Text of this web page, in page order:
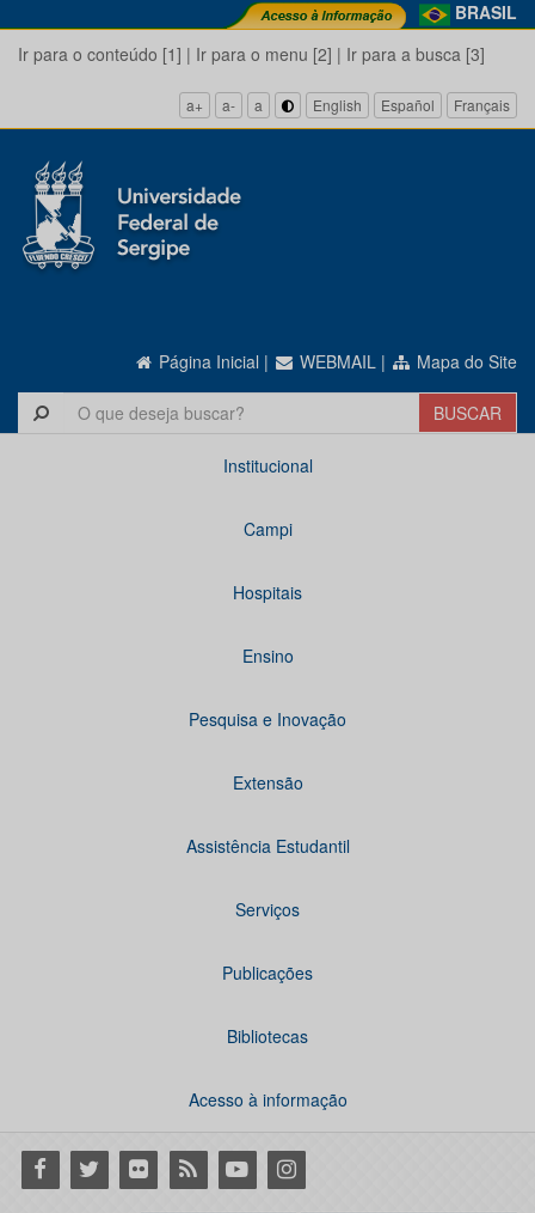
BRASIL
Ir para o conteúdo [1] | Ir para o menu [2] | Ir para a busca [3]
a+ a- a English Español Français
Página Inicial | WEBMAIL | Mapa do Site
Institucional
Campi
Hospitais
Ensino
Pesquisa e Inovação
Extensão
Assistência Estudantil
Serviços
Publicações
Bibliotecas
Acesso à informação
Facebook
Twitter Flickr RSS YoutubeInstagram